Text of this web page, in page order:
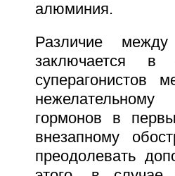
алюминия.
Различие между
заключается
суперагонистов
гормонов в
внезапному
преодолевать